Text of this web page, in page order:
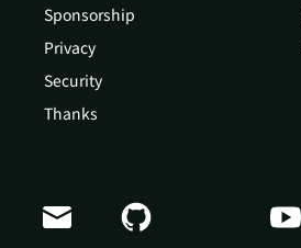
Sponsorship
Privacy
Security
Thanks